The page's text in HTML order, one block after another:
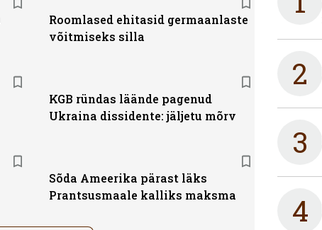
Roomlased ehitasid germaanlaste
võitmiseks silla
KGB ründas läände pagenud
Ukraina dissidente: jäljetu mõrv
Sõda Ameerika pärast läks
Prantsusmaale kalliks maksma
2
3
4